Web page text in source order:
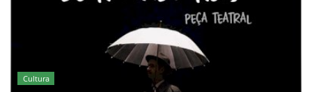
Cultura